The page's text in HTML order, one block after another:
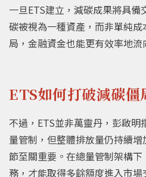
一旦ETS建立，減碳成果將具
碳被視為一種資產，而非單純
局，金融資金也能更有效率地流
ETS如何打破減碳僵
不過，ETS並非萬靈丹，彭啟
量管制，但整體排放量仍持續
節至關重要。在總量管制架構
務，才能取得多餘額度進入市場